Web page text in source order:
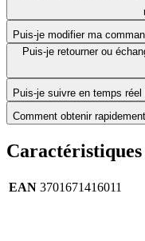
Puis-je modifier ma
Puis-je retourner ou
Puis-je suivre en temps
Comment obtenir
Caractéristiques
EAN 3701671416011